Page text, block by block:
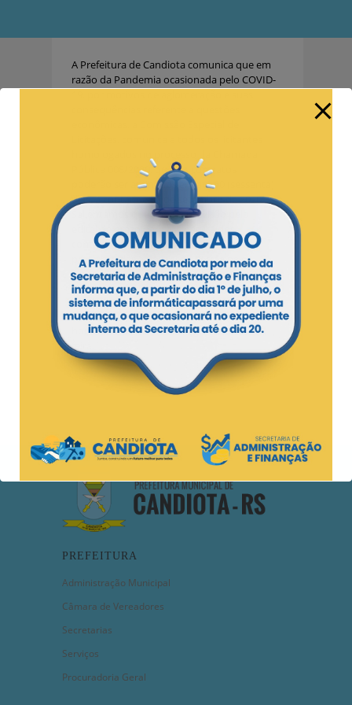
A Prefeitura de Candiota comunica que em
razão da Pandemia ocasionada pelo COVID-
Pública 008/2020, que, os contratos
poderão ser assinados em até 60 (sessenta)
dias, a contar de 01 de setembro de 2020.
Salientamos que não há previsão pelo
edital de prazo para assinatura dos
contratos e devido as razões já
pronunciadas a Comissão decide pelo
prazo.
As assinaturas dos contratos devem ser
agendadas pelo telefone 3245.7061 no
horário de 8h às 14h de segunda a sexta-
feira.
PREFEITURA
Administração Municipal
Câmara de Vereadores
Secretarias
Serviços
Procuradoria Geral